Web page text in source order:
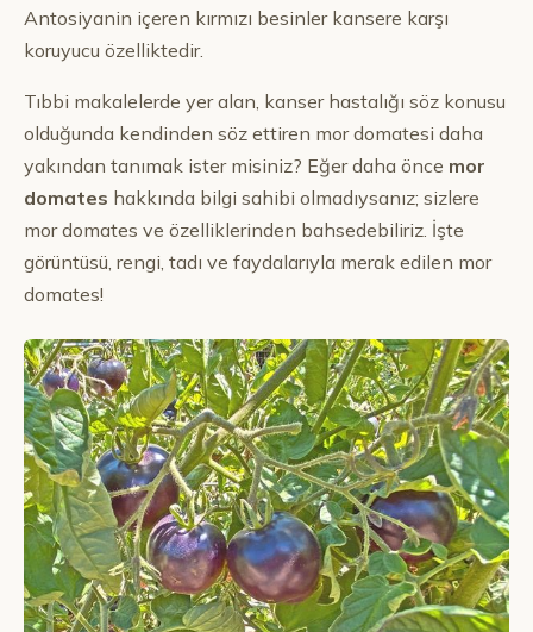
Antosiyanin içeren kırmızı besinler kansere karşı
koruyucu özelliktedir.
Tıbbi makalelerde yer alan, kanser hastalığı söz konusu
olduğunda kendinden söz ettiren mor domatesi daha
yakından tanımak ister misiniz? Eğer daha önce mor
domates hakkında bilgi sahibi olmadıysanız; sizlere
mor domates ve özelliklerinden bahsedebiliriz. İşte
görüntüsü, rengi, tadı ve faydalarıyla merak edilen mor
domates!